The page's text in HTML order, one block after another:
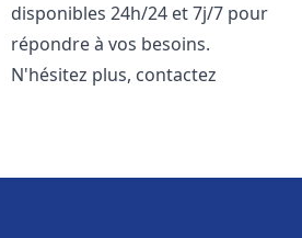
disponibles 24h/24 et 7j/7 pour
répondre à vos besoins.
N'hésitez plus, contactez